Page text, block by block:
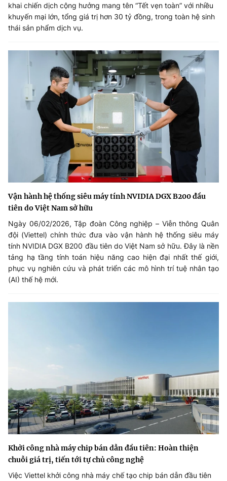
khai chiến dịch cộng hưởng mang tên “Tết vẹn toàn” với nhiều
khuyến mại lớn, tổng giá trị hơn 30 tỷ đồng, trong toàn hệ sinh
thái sản phẩm dịch vụ.
Vận hành hệ thống siêu máy tính NVIDIA DGX B200 đầu
tiên do Việt Nam sở hữu
Ngày 06/02/2026, Tập đoàn Công nghiệp – Viễn thông Quân
đội (Viettel) chính thức đưa vào vận hành hệ thống siêu máy
tính NVIDIA DGX B200 đầu tiên do Việt Nam sở hữu. Đây là nền
tảng hạ tầng tính toán hiệu năng cao hiện đại nhất thế giới,
phục vụ nghiên cứu và phát triển các mô hình trí tuệ nhân tạo
(AI) thế hệ mới.
Khởi công nhà máy chip bán dẫn đầu tiên: Hoàn thiện
chuỗi giá trị, tiến tới tự chủ công nghệ
Việc Viettel khởi công nhà máy chế tạo chip bán dẫn đầu tiên